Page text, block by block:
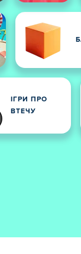
ІГРИ ПРО
ВТЕЧУ